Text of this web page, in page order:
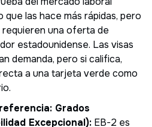
que las hace más rápidas, pero
requieren una oferta de
estadounidense. Las visas
demanda, pero si califica,
a una tarjeta verde como
Grados
Excepcional): EB-2 es